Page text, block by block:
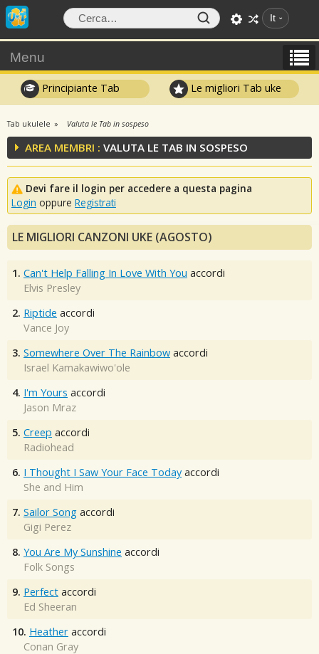
It
Menu
Principiante Tab Le migliori Tab uke
Tab ukulele Valuta le Tab in sospeso
AREA MEMBRI : VALUTA LE TAB IN SOSPESO
Devi fare il login per accedere a questa pagina
Login oppure Registrati
LE MIGLIORI CANZONI UKE (AGOSTO)
1. Can't Help Falling In Love With You accordi
Elvis Presley
2. Riptide accordi
Vance Joy
3. Somewhere Over The Rainbow accordi
Israel Kamakawiwo'ole
4. I'm Yours accordi
Jason Mraz
5. Creep accordi
Radiohead
6. I Thought I Saw Your Face Today accordi
She and Him
7. Sailor Song accordi
Gigi Perez
8. You Are My Sunshine accordi
Folk Songs
9. Perfect accordi
Ed Sheeran
10. Heather accordi
Conan Gray